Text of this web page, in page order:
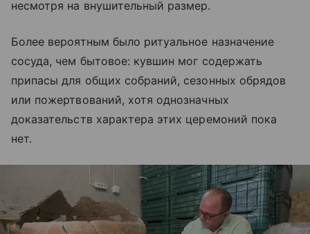
несмотря на внушительный размер.
Более вероятным было ритуальное назначение
сосуда, чем бытовое: кувшин мог содержать
припасы для общих собраний, сезонных обрядов
или пожертвований, хотя однозначных
доказательств характера этих церемоний пока
нет.